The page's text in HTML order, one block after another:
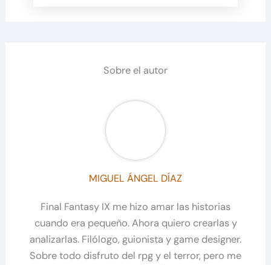
Sobre el autor
MIGUEL ÁNGEL DÍAZ
Final Fantasy IX me hizo amar las historias
cuando era pequeño. Ahora quiero crearlas y
analizarlas. Filólogo, guionista y game designer.
Sobre todo disfruto del rpg y el terror, pero me